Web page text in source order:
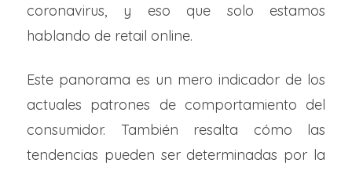
coronavirus, y eso que solo estamos
hablando de retail online.
Este panorama es un mero indicador de los
actuales patrones de comportamiento del
consumidor. También resalta cómo las
tendencias pueden ser determinadas por la